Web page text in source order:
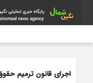
اجرای قانون ترمیم